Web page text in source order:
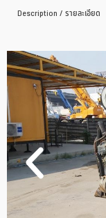
Description / รายละเอียด